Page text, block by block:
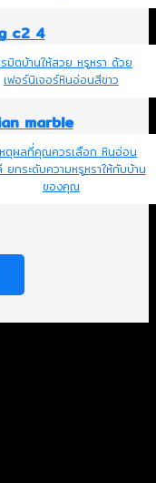
รมิตบ้านให้สวย หรูหรา ด้วย
เฟอร์นิเจอร์หินอ่อนสีขาว
ตุผลที่คุณควรเลือก หินอ่อน
ยกระดับความหรูหราให้กับบ้าน
ของคุณ